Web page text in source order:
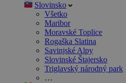
Slovinsko
Všetko
Maribor
Moravské Toplice
Rogaška Slatina
Savinjské Alpy
Slovinské Štajersko
Triglavský národný park
…